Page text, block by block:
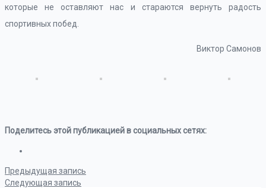
которые не оставляют нас и стараются вернуть радость
спортивных побед.
Виктор Самонов
Поделитесь этой публикацией в социальных сетях:
Предыдущая запись
Следующая запись